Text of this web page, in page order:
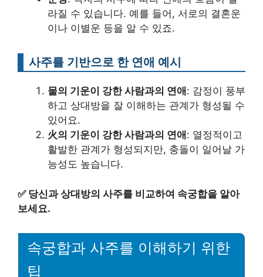
라질 수 있습니다. 예를 들어, 서로의 결혼운
이나 이별운 등을 알 수 있죠.
사주를 기반으로 한 연애 예시
물의 기운이 강한 사람과의 연애 : 감정이 풍부
하고 상대방을 잘 이해하는 관계가 형성될 수
있어요.
火의 기운이 강한 사람과의 연애 : 열정적이고
활발한 관계가 형성되지만, 충돌이 일어날 가
능성도 높습니다.
✅ 당신과 상대방의 사주를 비교하여 속궁합을 알아
보세요.
속궁합과 사주를 이해하기 위한
팁